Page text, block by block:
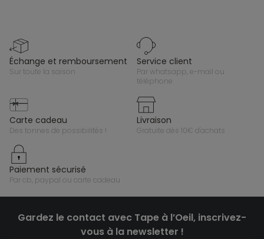
échange et remboursement
sur toute la saison
service client
par whatsapp, e-mail ou
téléphone
carte cadeau
des tonnes de possibilités !
livraison
gratuite dès 10€ d'achats
paiement sécurisé
par cb, paypal ou carte cadeau
Gardez le contact avec Tape à l’Oeil, inscrivez-
vous à la newsletter !